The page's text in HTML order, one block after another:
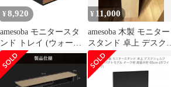
ターアーム 黒(ML132)
suptek
¥ 8,920
amesoba モニタースタ
ンド トレイ (ウォール
ナット, Plus)ｍａ
¥ 11,000
amesoba 木製 モニター
スタンド 卓上 デスクシ
ェルフ